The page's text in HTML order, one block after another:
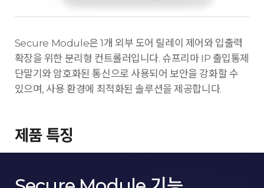
Secure Module은 1개 외부 도어 릴레이 제어와 입출력
확장을 위한 분리형 컨트롤러입니다. 슈프리마 IP 출입통제
단말기와 암호화된 통신으로 사용되어 보안을 강화할 수
있으며, 사용 환경에 최적화된 솔루션을 제공합니다.
제품 특징